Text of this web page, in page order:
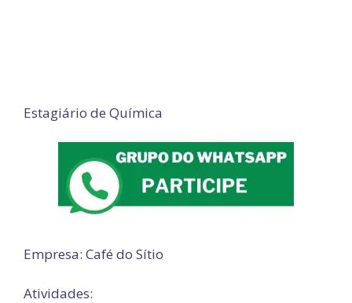
Estagiário de Química
Empresa: Café do Sítio
Atividades: